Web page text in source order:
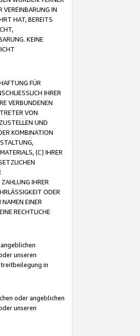
VEREINBARUNG IN
HAT, BEREITS
KEINE
FÜR
IHRER
VERBUNDENEN
VON
UND
KOMBINATION
(C) IHRER
IHRER
ODER
EINER
RECHTLICHE
unseren
in
oder angeblichen
unseren